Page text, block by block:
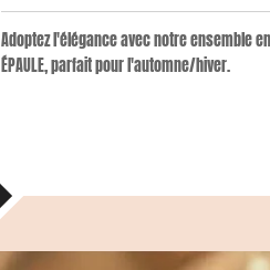
Adoptez l'élégance avec notre ensemble en
ÉPAULE, parfait pour l'automne/hiver.